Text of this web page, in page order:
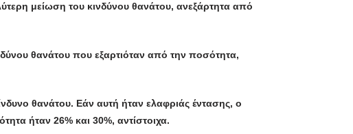
μείωση του κινδύνου θανάτου, ανεξάρτητα από
θανάτου που εξαρτιόταν από την ποσότητα,
θανάτου. Εάν αυτή ήταν ελαφριάς έντασης, ο
ήταν 26% και 30%, αντίστοιχα.